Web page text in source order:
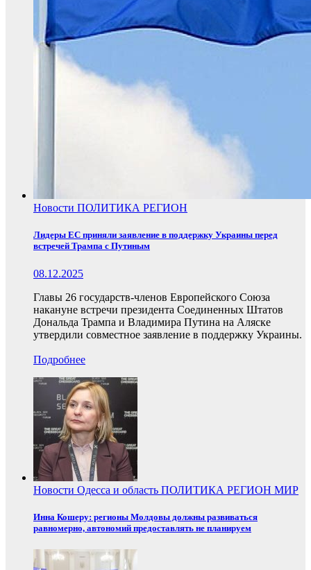
Новости ПОЛИТИКА РЕГИОН
Лидеры ЕС приняли заявление в поддержку Украины перед
встречей Трампа с Путиным
08.12.2025
Главы 26 государств-членов Европейского Союза
накануне встречи президента Соединенных Штатов
Дональда Трампа и Владимира Путина на Аляске
утвердили совместное заявление в поддержку Украины.
Подробнее
Новости Одесса и область ПОЛИТИКА РЕГИОН МИР
Инна Кошеру: регионы Молдовы должны развиваться
равномерно, автономий предоставлять не планируем